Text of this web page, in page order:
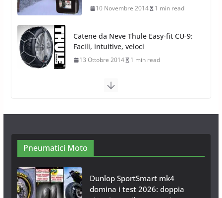
13 Ottobre 2014 1 min read
Calze da Neve Arexocks by
Arexons
26 Ottobre 2013 1 min read
Calze da Neve per Auto 2025:
Neve al Sud: Triplicano gli acquisti
Catene da Neve Online
26 Gennaio 2017
Pneumatici Moto
Dunlop SportSmart mk4
domina i test 2026: doppia